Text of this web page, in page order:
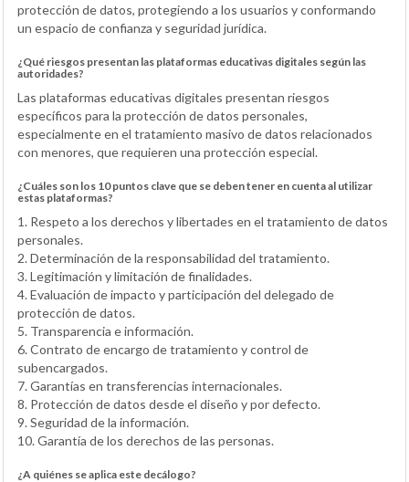
protección de datos, protegiendo a los usuarios y conformando
un espacio de confianza y seguridad jurídica.
¿Qué riesgos presentan las plataformas educativas digitales según las
autoridades?
Las plataformas educativas digitales presentan riesgos
específicos para la protección de datos personales,
especialmente en el tratamiento masivo de datos relacionados
con menores, que requieren una protección especial.
¿Cuáles son los 10 puntos clave que se deben tener en cuenta al utilizar
estas plataformas?
1. Respeto a los derechos y libertades en el tratamiento de datos
personales.
2. Determinación de la responsabilidad del tratamiento.
3. Legitimación y limitación de finalidades.
4. Evaluación de impacto y participación del delegado de
protección de datos.
5. Transparencia e información.
6. Contrato de encargo de tratamiento y control de
subencargados.
7. Garantías en transferencias internacionales.
8. Protección de datos desde el diseño y por defecto.
9. Seguridad de la información.
10. Garantía de los derechos de las personas.
¿A quiénes se aplica este decálogo?